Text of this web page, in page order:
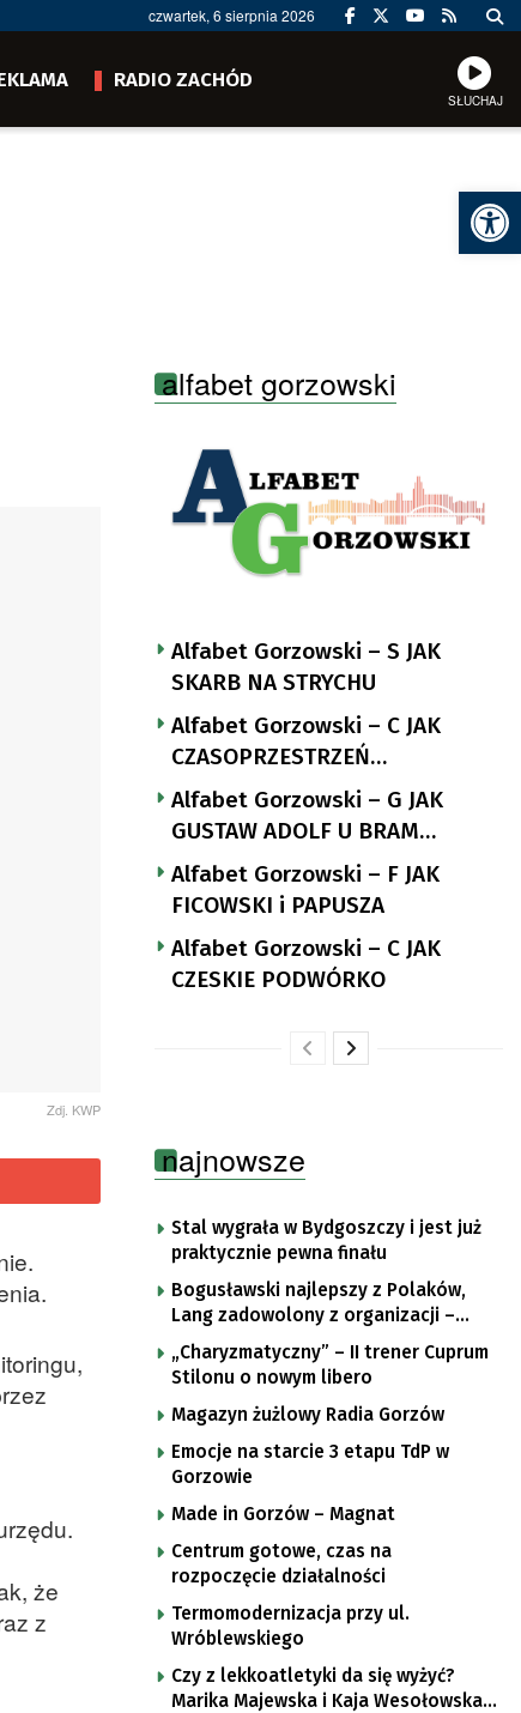
czwartek, 6 sierpnia 2026
RADIO ZACHÓD
SŁUCHAJ
Zdj. KWP
że
z
alfabet gorzowski
Alfabet Gorzowski – S JAK
SKARB NA STRYCHU
Alfabet Gorzowski – C JAK
CZASOPRZESTRZEŃ
NUTTGENSA
Alfabet Gorzowski – G JAK
GUSTAW ADOLF U BRAM
LANDSBERGA
Alfabet Gorzowski – F JAK
FICOWSKI i PAPUSZA
Alfabet Gorzowski – C JAK
CZESKIE PODWÓRKO
najnowsze
Stal wygrała w Bydgoszczy i jest już
praktycznie pewna finału
Bogusławski najlepszy z Polaków,
Lang zadowolony z organizacji –
komentarze po trzecim etapie Tour
de Pologne
„Charyzmatyczny” – II trener Cuprum
Stilonu o nowym libero
Magazyn żużlowy Radia Gorzów
Emocje na starcie 3 etapu TdP w
Gorzowie
Made in Gorzów – Magnat
Centrum gotowe, czas na
rozpoczęcie działalności
Termomodernizacja przy ul.
Wróblewskiego
Czy z lekkoatletyki da się wyżyć?
Marika Majewska i Kaja Wesołowska